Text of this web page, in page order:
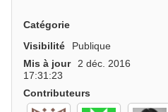
Catégorie
Visibilité
Publique
Mis à jour
2 déc. 2016
17:31:23
Contributeurs